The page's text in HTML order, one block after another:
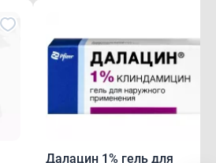
Далацин 1% гель для